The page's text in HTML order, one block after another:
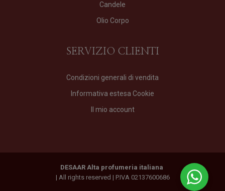
Candele
Olio Corpo
SERVIZIO CLIENTI
Condizioni generali di vendita
Informativa estesa Cookie
Il mio account
DESAAR Alta profumeria italiana
| All rights reserved | P.IVA 02137600686